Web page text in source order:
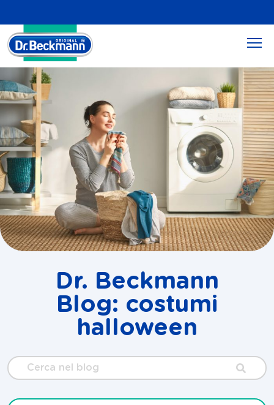
Dr. Beckmann
Blog: costumi
halloween
Cerca
nel